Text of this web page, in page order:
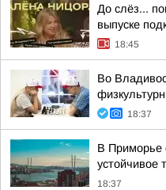
До слёз...
выпуске
18:45
Во
18:37
В Приморье
устойчивое
18:37